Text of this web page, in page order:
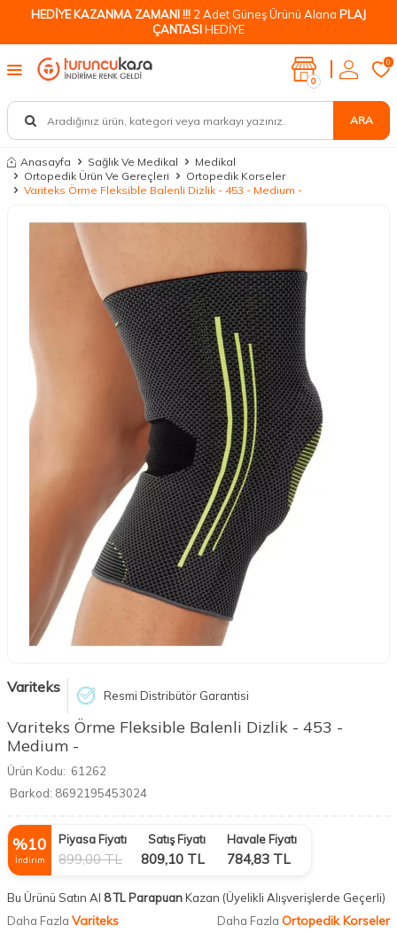
HEDİYE KAZANMA ZAMANI !!! 2 Adet Güneş Ürünü Alana PLAJ
ÇANTASIHEDİYE
ARA
0
0
Anasayfa Sağlık Ve Medikal
Medikal
Ortopedik Ürün Ve Gereçleri
Ortopedik Korseler
Variteks Örme Fleksible Balenli Dizlik - 453 - Medium -
Variteks Resmi Distribütör Garantisi
Variteks Örme Fleksible Balenli Dizlik - 453 -
Medium -
Ürün Kodu: 61262
Barkod: 8692195453024
%10
İndirim
Piyasa Fiyatı
899,00TL
Satış Fiyatı
809,10 TL
Havale Fiyatı
784,83 TL
Bu Ürünü Satın Al 8 TL ParapuanKazan (Üyelikli Alışverişlerde Geçerli)
Daha Fazla Variteks Daha Fazla Ortopedik Korseler